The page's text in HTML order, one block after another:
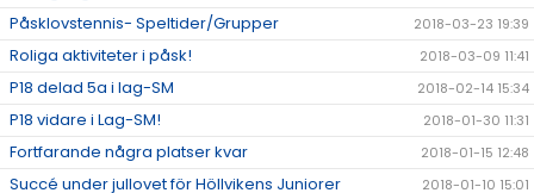
Påsklovstennis- Speltider/Grupper 2018-03-23 19:39
Roliga aktiviteter i påsk! 2018-03-09 11:41
P18 delad 5a i lag-SM 2018-02-14 15:34
P18 vidare i Lag-SM! 2018-01-30 11:31
Fortfarande några platser kvar 2018-01-15 12:48
Succé under jullovet för Höllvikens Juniorer 2018-01-10 15:01